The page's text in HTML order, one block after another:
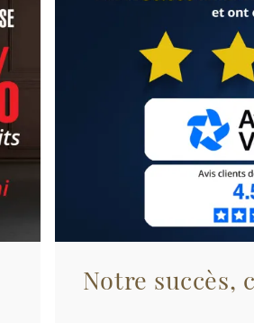
Notre succès,